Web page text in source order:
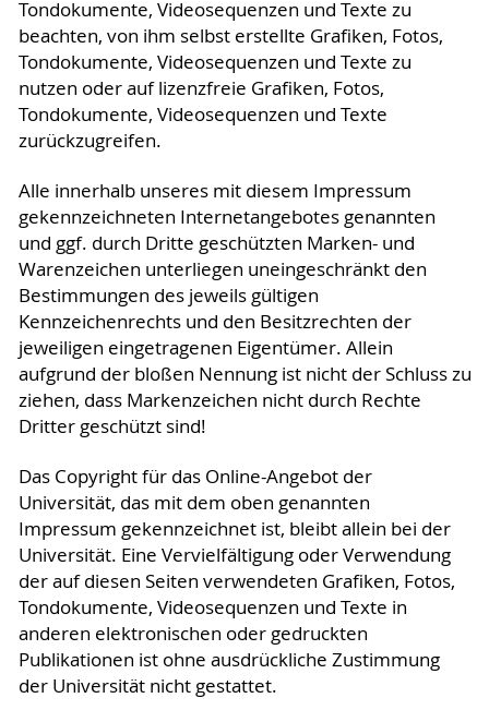
Tondokumente, Videosequenzen und Texte zu
beachten, von ihm selbst erstellte Grafiken, Fotos,
Tondokumente, Videosequenzen und Texte zu
nutzen oder auf lizenzfreie Grafiken, Fotos,
Tondokumente, Videosequenzen und Texte
zurückzugreifen.
Alle innerhalb unseres mit diesem Impressum
gekennzeichneten Internetangebotes genannten
und ggf. durch Dritte geschützten Marken- und
Warenzeichen unterliegen uneingeschränkt den
Bestimmungen des jeweils gültigen
Kennzeichenrechts und den Besitzrechten der
jeweiligen eingetragenen Eigentümer. Allein
aufgrund der bloßen Nennung ist nicht der Schluss zu
ziehen, dass Markenzeichen nicht durch Rechte
Dritter geschützt sind!
Das Copyright für das Online-Angebot der
Universität, das mit dem oben genannten
Impressum gekennzeichnet ist, bleibt allein bei der
Universität. Eine Vervielfältigung oder Verwendung
der auf diesen Seiten verwendeten Grafiken, Fotos,
Tondokumente, Videosequenzen und Texte in
anderen elektronischen oder gedruckten
Publikationen ist ohne ausdrückliche Zustimmung
der Universität nicht gestattet.